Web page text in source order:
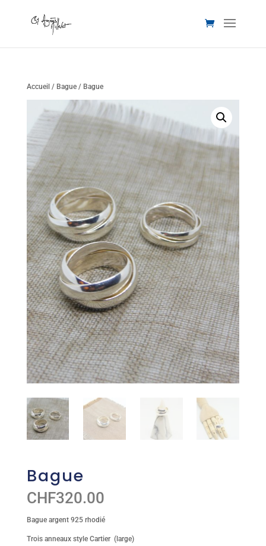
Accueil / Bague/ Bague
Bague
CHF320.00
Bague argent 925 rhodié
Trois anneaux style Cartier (large)